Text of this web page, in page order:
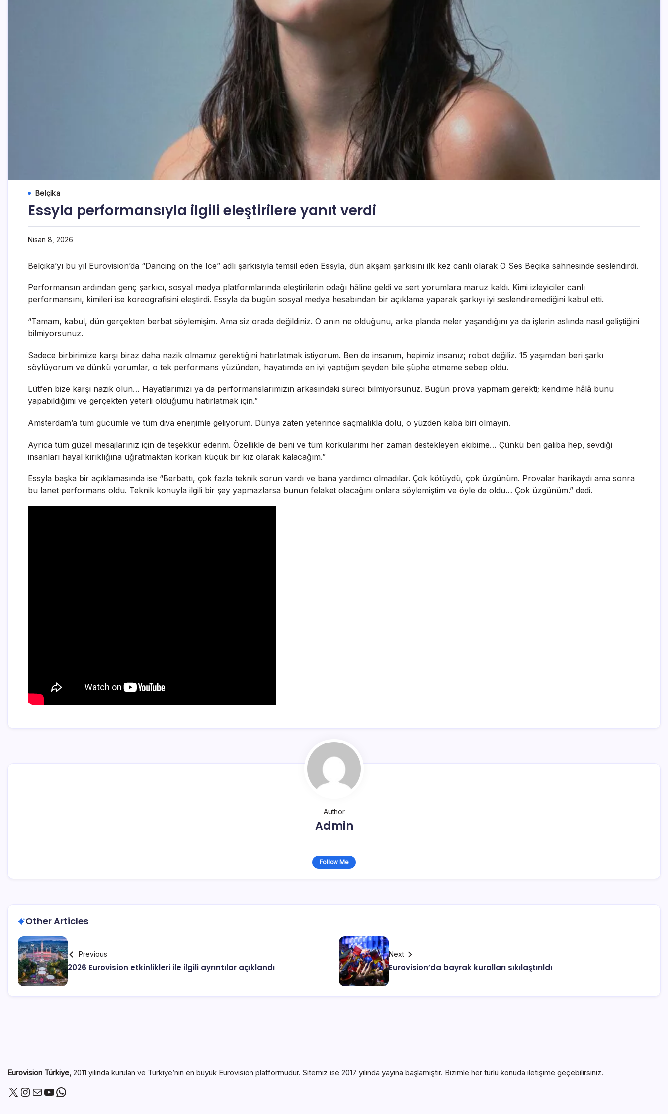
Belçika
Essyla performansıyla ilgili eleştirilere yanıt verdi
Nisan 8, 2026
Belçika’yı bu yıl Eurovision’da “Dancing on the Ice” adlı şarkısıyla temsil eden Essyla, dün akşam şarkısını ilk kez canlı olarak O Ses Beçika sahnesinde seslendirdi.
Performansın ardından genç şarkıcı, sosyal medya platformlarında eleştirilerin odağı hâline geldi ve sert yorumlara maruz kaldı. Kimi izleyiciler canlı
performansını, kimileri ise koreografisini eleştirdi. Essyla da bugün sosyal medya hesabından bir açıklama yaparak şarkıyı iyi seslendiremediğini kabul etti.
“Tamam, kabul, dün gerçekten berbat söylemişim. Ama siz orada değildiniz. O anın ne olduğunu, arka planda neler yaşandığını ya da işlerin aslında nasıl geliştiğini
bilmiyorsunuz.
Sadece birbirimize karşı biraz daha nazik olmamız gerektiğini hatırlatmak istiyorum. Ben de insanım, hepimiz insanız; robot değiliz. 15 yaşımdan beri şarkı
söylüyorum ve dünkü yorumlar, o tek performans yüzünden, hayatımda en iyi yaptığım şeyden bile şüphe etmeme sebep oldu.
Lütfen bize karşı nazik olun… Hayatlarımızı ya da performanslarımızın arkasındaki süreci bilmiyorsunuz. Bugün prova yapmam gerekti; kendime hâlâ bunu
yapabildiğimi ve gerçekten yeterli olduğumu hatırlatmak için.”
Amsterdam’a tüm gücümle ve tüm diva enerjimle geliyorum. Dünya zaten yeterince saçmalıkla dolu, o yüzden kaba biri olmayın.
Ayrıca tüm güzel mesajlarınız için de teşekkür ederim. Özellikle de beni ve tüm korkularımı her zaman destekleyen ekibime… Çünkü ben galiba hep, sevdiği
insanları hayal kırıklığına uğratmaktan korkan küçük bir kız olarak kalacağım.”
Essyla başka bir açıklamasında ise “Berbattı, çok fazla teknik sorun vardı ve bana yardımcı olmadılar. Çok kötüydü, çok üzgünüm. Provalar harikaydı ama sonra
bu lanet performans oldu. Teknik konuyla ilgili bir şey yapmazlarsa bunun felaket olacağını onlara söylemiştim ve öyle de oldu… Çok üzgünüm.” dedi.
Author
Admin
Follow Me
Other Articles
Previous
2026 Eurovision etkinlikleri ile ilgili ayrıntılar açıklandı
Next
Eurovision’da bayrak kuralları sıkılaştırıldı
Eurovision Türkiye, 2011 yılında kurulan ve Türkiye’nin en büyük Eurovision platformudur. Sitemiz ise 2017 yılında yayına başlamıştır. Bizimle her türlü konuda iletişime geçebilirsiniz.